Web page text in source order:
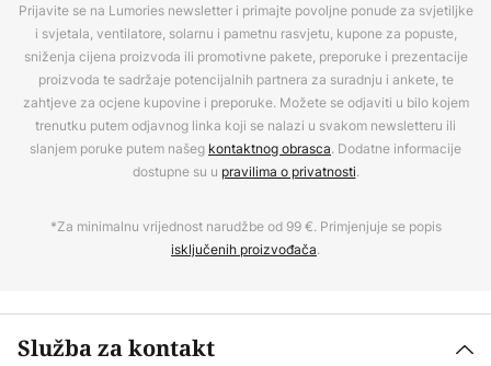
Prijavite se na Lumories newsletter i primajte povoljne ponude za svjetiljke
i svjetala, ventilatore, solarnu i pametnu rasvjetu, kupone za popuste,
sniženja cijena proizvoda ili promotivne pakete, preporuke i prezentacije
proizvoda te sadržaje potencijalnih partnera za suradnju i ankete, te
zahtjeve za ocjene kupovine i preporuke. Možete se odjaviti u bilo kojem
trenutku putem odjavnog linka koji se nalazi u svakom newsletteru ili
slanjem poruke putem našeg kontaktnog obrasca. Dodatne informacije
dostupne su u pravilima o privatnosti.
*Za minimalnu vrijednost narudžbe od 99 €. Primjenjuje se popis
isključenih proizvođača.
Služba za kontakt